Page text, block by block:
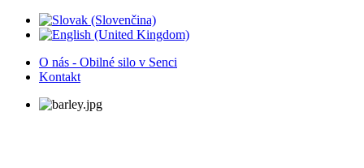
O nás - Obilné silo v Senci
Kontakt